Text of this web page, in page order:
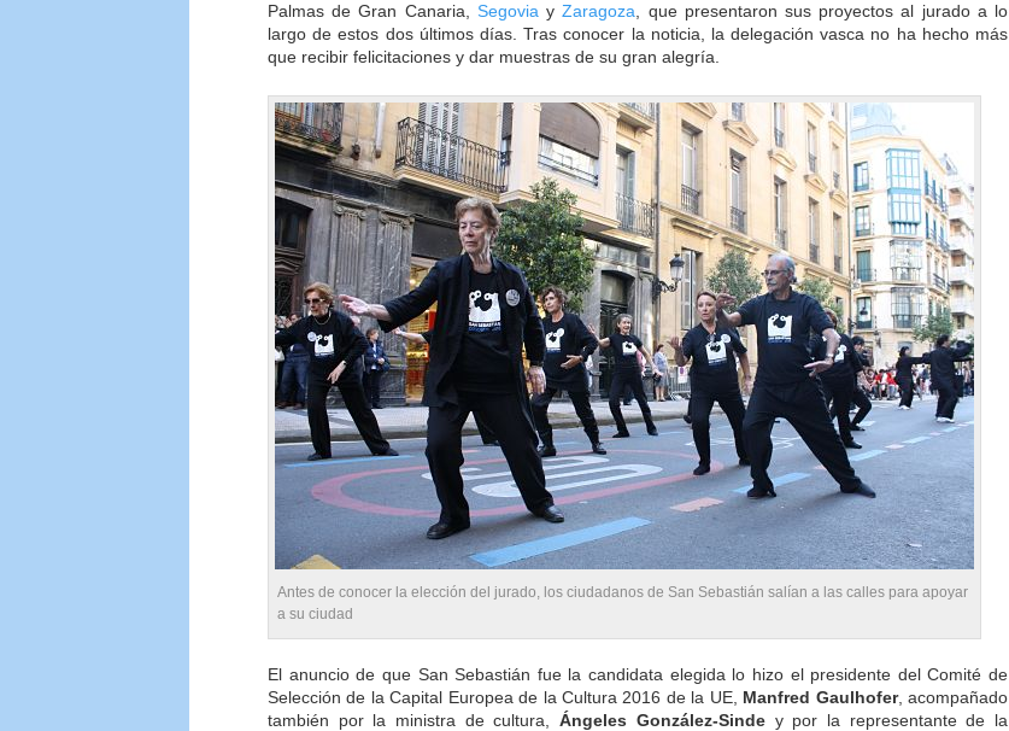
Palmas de Gran Canaria, SegoviayZaragoza, que presentaron sus proyectos al jurado a lo
largo de estos dos últimos días. Tras conocer la noticia, la delegación vasca no ha hecho más
que recibir felicitaciones y dar muestras de su gran alegría.
Antes de conocer la elección del jurado, los ciudadanos de San Sebastián salían a las calles para apoyar
a su ciudad
El anuncio de que San Sebastián fue la candidata elegida lo hizo el presidente del Comité de
Selección de la Capital Europea de la Cultura 2016 de la UE, Manfred Gaulhofer, acompañado
también por la ministra de cultura,Ángeles González-Sindey por la representante de la